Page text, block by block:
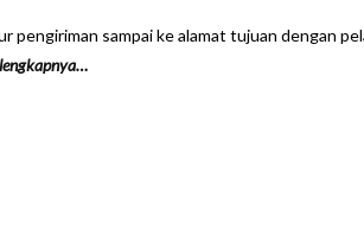
pengiriman sampai ke alamat tujuan dengan